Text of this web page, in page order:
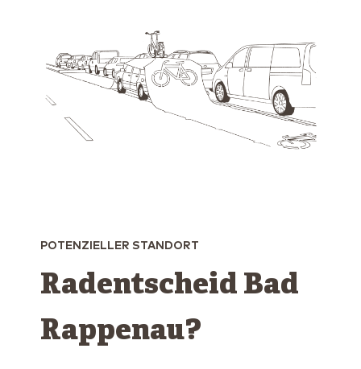
POTENZIELLER STANDORT
Radentscheid Bad
Rappenau?